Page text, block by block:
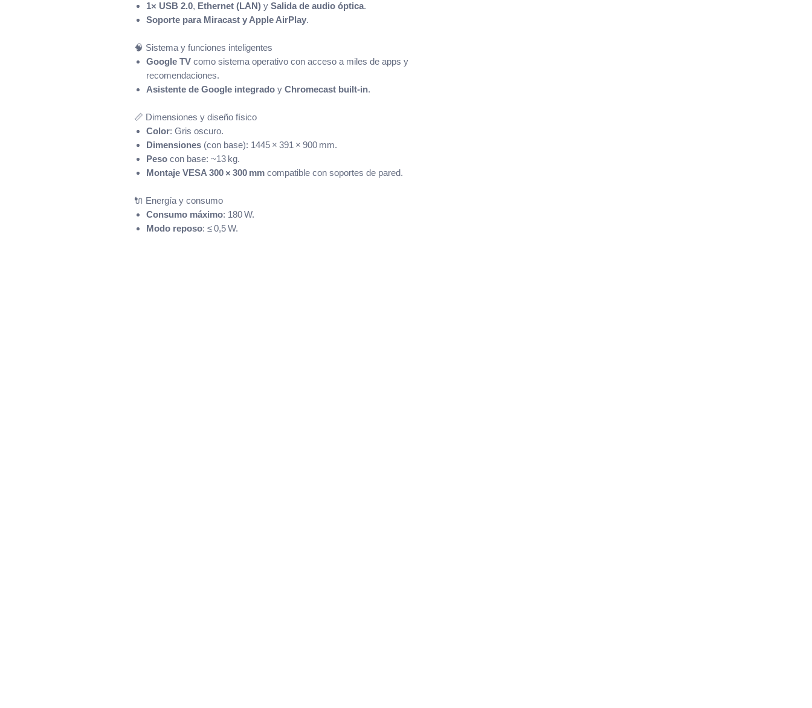
1× USB 2.0, Ethernet (LAN) y Salida de audio óptica.
Soporte para Miracast y Apple AirPlay.
🧠 Sistema y funciones inteligentes
Google TV como sistema operativo con acceso a miles de apps y
recomendaciones.
Asistente de Google integrado y Chromecast built‑in.
📏 Dimensiones y diseño físico
Color: Gris oscuro.
Dimensiones (con base): 1445 × 391 × 900 mm.
Peso con base: ~13 kg.
Montaje VESA 300 × 300 mm compatible con soportes de pared.
🔌 Energía y consumo
Consumo máximo: 180 W.
Modo reposo: ≤ 0,5 W.